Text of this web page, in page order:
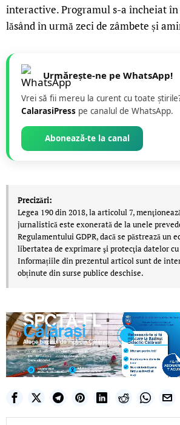
interactive. Programul s-a încheiat
lăsând în urmă zeci de zâmbete și
Urmărește-ne pe WhatsApp!
Vrei să fii mereu la curent cu toate
CalarasiPress pe canalul de WhatsApp.
Abonează-te la canal
Precizări:
Legea 190 din 2018, la articolul 7,
jurnalistică este exonerată de la unele
Regulamentului GDPR, dacă se păstrează un
libertatea de exprimare şi protecţia datelor
Informațiile din prezentul articol sunt de
obținute din surse publice deschise.